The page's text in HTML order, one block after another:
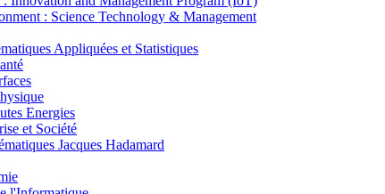
: Science Technology & Management
Appliquées et Statistiques
Energies
et Société
Jacques Hadamard